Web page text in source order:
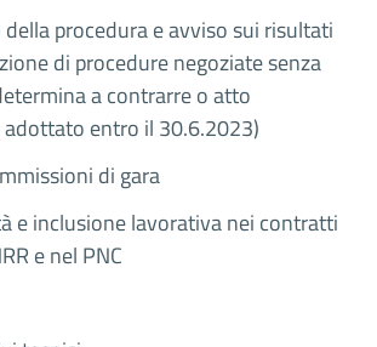
procedura e avviso sui risultati
di procedure negoziate senza
a contrarre o atto
adottato entro il 30.6.2023)
di gara
e inclusione lavorativa nei contratti
e nel PNC